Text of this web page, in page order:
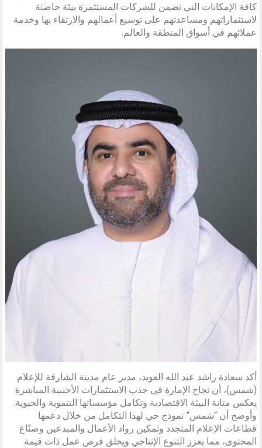
كافة الإمكانات التي تضمن للشركات المستثمرة بيئة حاضنة
لاستثماراتهم ومساعدتهم على توسيع أعمالهم والارتقاء بها وخدمة
عملائهم في أسواق المنطقة والعالم.
أكد سعادة راشد عبد الله العوبد، مدير عام مدينة الشارقة للإعلام
(شمس)، أن نجاح الإمارة في جذب الاستثمارات الأجنبية المباشرة
يعكس متانة البيئة الاقتصادية وتكامل مؤسساتها التنموية والحيوية.
وأوضح أن “شمس” نموذج حي لهذا التكامل من خلال دعمها
قطاعات الإعلام المتجدد وتمكين رواد الأعمال والمبدعين وصنّاع
المحتوى، مما يعزز التنوع الإنتاجي ويخلق فرص عمل ذات قيمة